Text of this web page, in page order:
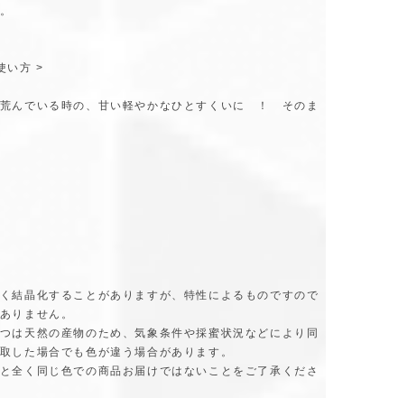
い方 >
んでいる時の、甘い軽やかなひとすくいに ！ そのま
結晶化することがありますが、特性によるものですので
りません。
は天然の産物のため、気象条件や採蜜状況などにより同
した場合でも色が違う場合があります。
全く同じ色での商品お届けではないことをご了承くださ